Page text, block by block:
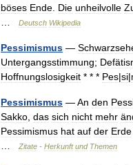
böses Ende Die unheilvolle
Deutsch Wikipedia
Pessimismus —
Untergangsstimmung;
Hoffnungslosigkeit * * * Pes|si|
Pessimismus —An den
Sakko das sich nicht mehr
Pessimismus hat auf der Erde
Zitate - Herkunft und Themen